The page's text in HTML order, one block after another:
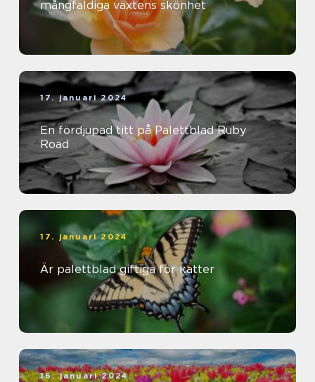
mångfaldiga växtens skönhet
17. januari 2024
En fördjupad titt på Palettblad Ruby
Road
17. januari 2024
Är palettblad giftiga för katter
16. januari 2024